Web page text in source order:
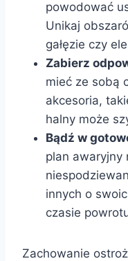
powodować
Unikaj
gałęzie czy
Zabierz
mieć ze sobą
akcesoria,
halny może
Bądź w
plan awaryjny
innych o
czasie
Zachowanie